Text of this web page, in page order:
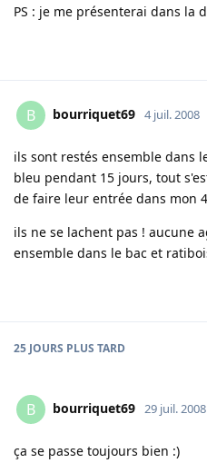
PS : je me présenterai dans la
B bourriquet69 4 juil. 2008
ils sont restés ensemble dans
bleu pendant 15 jours, tout
de faire leur entrée dans mon
ils ne se lachent pas ! aucune
ensemble dans le bac et
25 JOURS PLUS TARD
B bourriquet69 29 juil. 2008
ça se passe toujours bien :)